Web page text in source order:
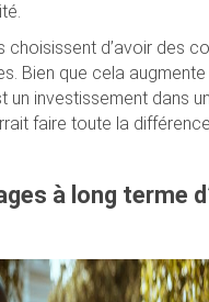
choisissent d’avoir des
Bien que cela
un investissement dans
faire toute la
à long terme